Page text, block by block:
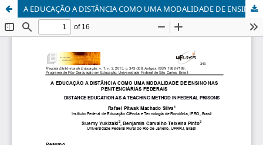
A EDUCAÇÃO A DISTÂNCIA COMO UMA MODALIDADE DE ENSINO NAS PENITENCIÁRIAS FEDERAIS